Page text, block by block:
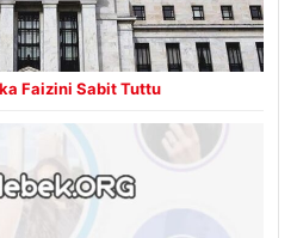
Faizini Sabit Tuttu